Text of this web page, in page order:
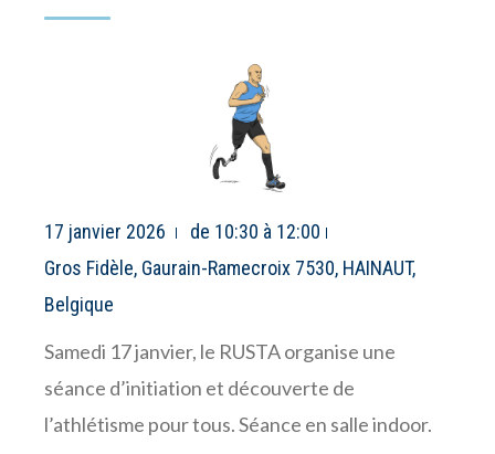
17 janvier 2026
de 10:30 à 12:00
Gros Fidèle, Gaurain-Ramecroix 7530, HAINAUT,
Belgique
Samedi 17 janvier, le RUSTA organise une
séance d’initiation et découverte de
l’athlétisme pour tous. Séance en salle indoor.